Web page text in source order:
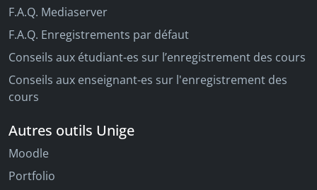
F.A.Q. Mediaserver
F.A.Q. Enregistrements par défaut
Conseils aux étudiant-es sur l’enregistrement des cours
Conseils aux enseignant-es sur l'enregistrement des
cours
Autres outils Unige
Moodle
Portfolio